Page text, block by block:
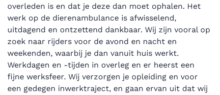
overleden is en dat je deze dan moet ophalen. Het
werk op de dierenambulance is afwisselend,
uitdagend en ontzettend dankbaar. Wij zijn vooral op
zoek naar rijders voor de avond en nacht en
weekenden, waarbij je dan vanuit huis werkt.
Werkdagen en -tijden in overleg en er heerst een
fijne werksfeer. Wij verzorgen je opleiding en voor
een gedegen inwerktraject, en gaan ervan uit dat wij